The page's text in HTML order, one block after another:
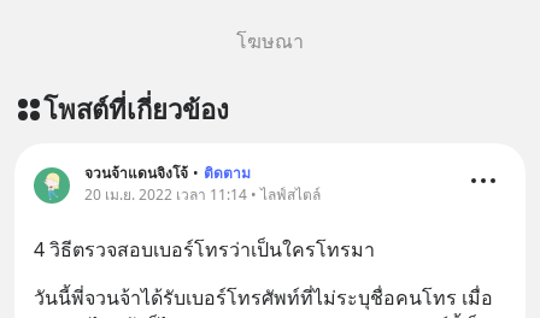
โฆษณา
โพสต์ที่เกี่ยวข้อง
จวนจ้าแดนจิงโจ้ • ติดตาม
20 เม.ย. 2022 เวลา 11:14 • ไลฟ์สไตล์
4 วิธีตรวจสอบเบอร์โทรว่าเป็นใครโทรมา
วันนี้พี่จวนจ้าได้รับเบอร์โทรศัพท์ที่ไม่ระบุชื่อคนโทร เมื่อ